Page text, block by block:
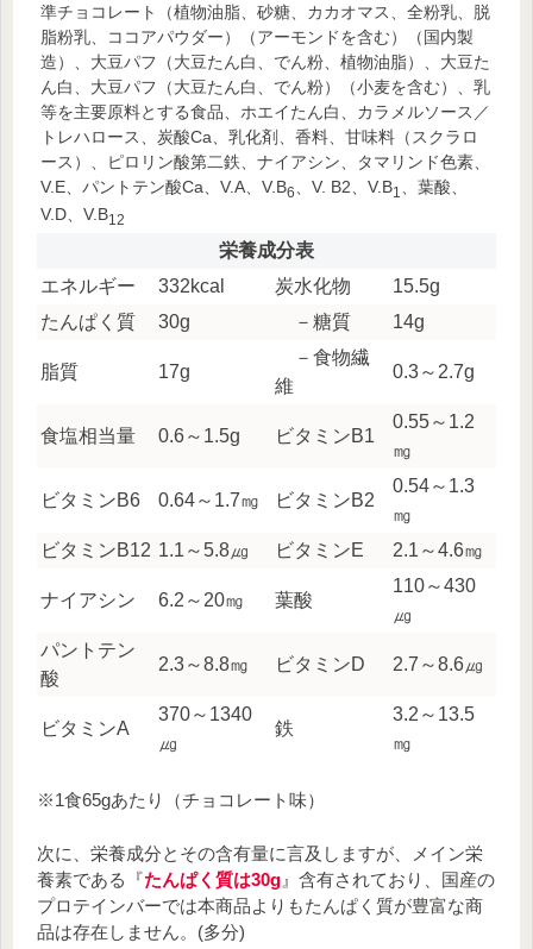
準チョコレート（植物油脂、砂糖、カカオマス、全粉乳、脱
脂粉乳、ココアパウダー）（アーモンドを含む）（国内製
造）、大豆パフ（大豆たん白、でん粉、植物油脂）、大豆た
ん白、大豆パフ（大豆たん白、でん粉）（小麦を含む）、乳
等を主要原料とする食品、ホエイたん白、カラメルソース／
トレハロース、炭酸Ca、乳化剤、香料、甘味料（スクラロ
ース）、ピロリン酸第二鉄、ナイアシン、タマリンド色素、
V.E、パントテン酸Ca、V.A、V.B6 、V. B2、V.B1
、葉酸、
V.D、V.B12
栄養成分表
エネルギー
332kcal 炭水化物
15.5g
たんぱく質
30g －糖質 14g
脂質 17g
－食物繊
維
0.3～2.7g
食塩相当量 0.6～1.5g ビタミンB1
0.55～1.2
㎎
ビタミンB6 0.64～1.7㎎ ビタミンB2
0.54～1.3
㎎
ビタミンB12 1.1～5.8㎍ ビタミンE 2.1～4.6㎎
ナイアシン 6.2～20㎎ 葉酸
110～430
㎍
パントテン
酸
2.3～8.8㎎ ビタミンD 2.7～8.6㎍
ビタミンA
370～1340
㎍
鉄
3.2～13.5
㎎
※1食65gあたり（チョコレート味）
次に、栄養成分とその含有量に言及しますが、メイン栄
養素である『たんぱく質は30g 』含有されており、国産の
プロテインバーでは本商品よりもたんぱく質が豊富な商
品は存在しません。(多分)